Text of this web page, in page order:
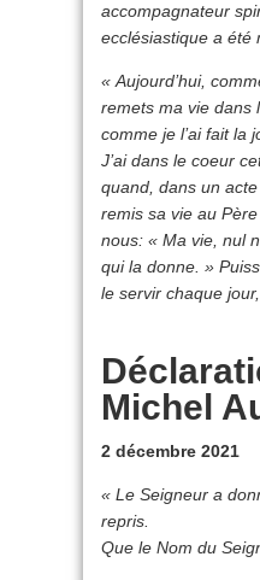
accompagnateur
ecclésiastique a été
« Aujourd’hui,
remets ma vie dans
comme je l’ai fait la
J’ai dans le coeur
quand, dans un
remis sa vie au
nous: « Ma vie, nul
qui la donne. »
le servir chaque
Michel
2 décembre 2021
« Le Seigneur a
repris.
Que le Nom du